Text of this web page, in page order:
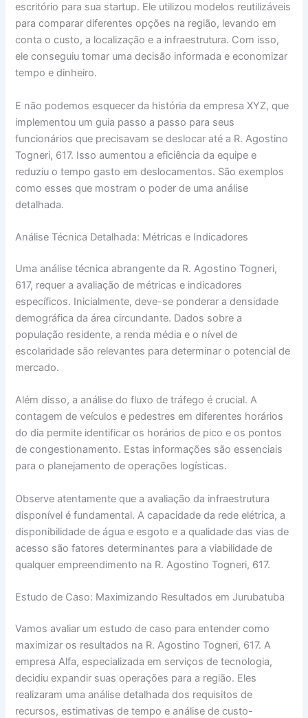
escritório para sua startup. Ele utilizou modelos reutilizáveis
para comparar diferentes opções na região, levando em
conta o custo, a localização e a infraestrutura. Com isso,
ele conseguiu tomar uma decisão informada e economizar
tempo e dinheiro.
E não podemos esquecer da história da empresa XYZ, que
implementou um guia passo a passo para seus
funcionários que precisavam se deslocar até a R. Agostino
Togneri, 617. Isso aumentou a eficiência da equipe e
reduziu o tempo gasto em deslocamentos. São exemplos
como esses que mostram o poder de uma análise
detalhada.
Análise Técnica Detalhada: Métricas e Indicadores
Uma análise técnica abrangente da R. Agostino Togneri,
617, requer a avaliação de métricas e indicadores
específicos. Inicialmente, deve-se ponderar a densidade
demográfica da área circundante. Dados sobre a
população residente, a renda média e o nível de
escolaridade são relevantes para determinar o potencial de
mercado.
Além disso, a análise do fluxo de tráfego é crucial. A
contagem de veículos e pedestres em diferentes horários
do dia permite identificar os horários de pico e os pontos
de congestionamento. Estas informações são essenciais
para o planejamento de operações logísticas.
Observe atentamente que a avaliação da infraestrutura
disponível é fundamental. A capacidade da rede elétrica, a
disponibilidade de água e esgoto e a qualidade das vias de
acesso são fatores determinantes para a viabilidade de
qualquer empreendimento na R. Agostino Togneri, 617.
Estudo de Caso: Maximizando Resultados em Jurubatuba
Vamos avaliar um estudo de caso para entender como
maximizar os resultados na R. Agostino Togneri, 617. A
empresa Alfa, especializada em serviços de tecnologia,
decidiu expandir suas operações para a região. Eles
realizaram uma análise detalhada dos requisitos de
recursos, estimativas de tempo e análise de custo-